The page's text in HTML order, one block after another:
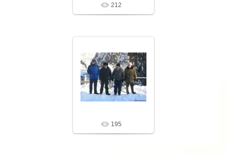
212
09.02.10
LeNoN
195